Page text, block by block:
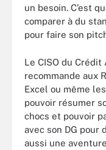
un besoin. C’est
comparer à du
pour faire son
Le CISO du
recommande aux
Excel ou même
pouvoir résumer
chocs et pouvoir
avec son DG pour
aussi une